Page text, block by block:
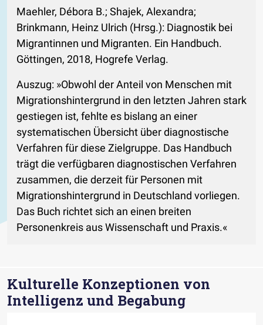
Maehler, Débora B.; Shajek, Alexandra;
Brinkmann, Heinz Ulrich (Hrsg.): Diagnostik bei
Migrantinnen und Migranten. Ein Handbuch.
Göttingen, 2018, Hogrefe Verlag.
Auszug: »Obwohl der Anteil von Menschen mit
Migrationshintergrund in den letzten Jahren stark
gestiegen ist, fehlte es bislang an einer
systematischen Übersicht über diagnostische
Verfahren für diese Zielgruppe. Das Handbuch
trägt die verfügbaren diagnostischen Verfahren
zusammen, die derzeit für Personen mit
Migrationshintergrund in Deutschland vorliegen.
Das Buch richtet sich an einen breiten
Personenkreis aus Wissenschaft und Praxis.«
Kulturelle Konzeptionen von
Intelligenz und Begabung